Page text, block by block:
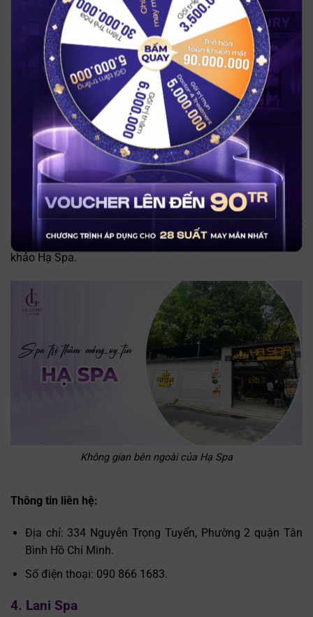
muốn mang lại da vùng mông trắng hồng, đều màu, quyến
Ưu điểm:
Điều trị thâm mông bằng công nghệ hiện đại và sản
phẩm thiên nhiên.
Đội ngũ kỹ thuật viên chuyên nghiệp, hứa hẹn sẽ mang
đến cho khách hàng trải nghiệm dịch vụ hài lòng.
Không gian sang trọng, gần gũi giúp khách hàng thoải
mái trong quá trình điều trị.
Dựa vào những ưu điểm này, nếu bạn đang tìm kiếm một
cơ sở trị thâm mông ở khu vực Tân Bình thì có thể tham
khảo Hạ Spa.
Không gian bên ngoài của Hạ Spa
Thông tin liên hệ:
Địa chỉ: 334 Nguyễn Trọng Tuyển, Phường 2 quận Tân
Bình Hồ Chí Minh.
Số điện thoại: 090 866 1683.
4. Lani Spa
BẤM QUAY